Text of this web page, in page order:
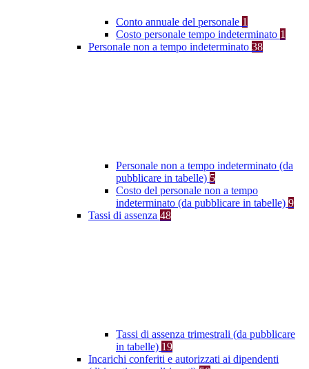
Conto annuale del personale 1
Costo personale tempo indeterminato 1
Personale non a tempo indeterminato 38
Personale non a tempo indeterminato (da
pubblicare in tabelle) 5
Costo del personale non a tempo
indeterminato (da pubblicare in tabelle) 9
Tassi di assenza 48
Tassi di assenza trimestrali (da pubblicare
in tabelle) 19
Incarichi conferiti e autorizzati ai dipendenti